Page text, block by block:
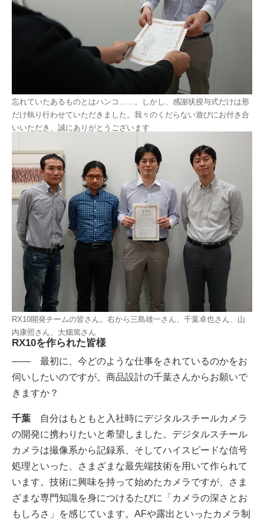
忘れていたあるものとはハンコ……。しかし、感謝状授与式だけは形
だけ執り行わせていただきました。我々のくだらない遊びにお付き合
いいただき、誠にありがとうございます
RX10開発チームの皆さん。右から三島雄一さん、千葉卓也さん、山
内康照さん、大畑篤さん
RX10を作られた皆様
―― 最初に、今どのような仕事をされているのかをお
伺いしたいのですが。商品設計の千葉さんからお願いで
きますか？
千葉 自分はもともと入社時にデジタルスチールカメラ
の開発に携わりたいと希望しました。デジタルスチール
カメラは撮像系から記録系、そしてハイスピードな信号
処理といった、さまざまな最先端技術を用いて作られて
います。技術に興味を持って始めたカメラですが、さま
ざまな専門知識を身につけるたびに「カメラの深さとお
もしろさ」を感じています。AFや露出といったカメラ制